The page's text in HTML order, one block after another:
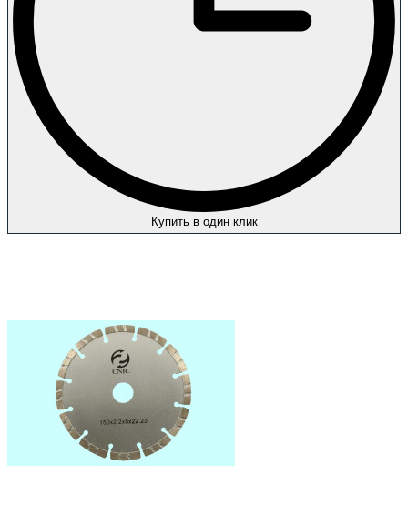
Купить в один клик